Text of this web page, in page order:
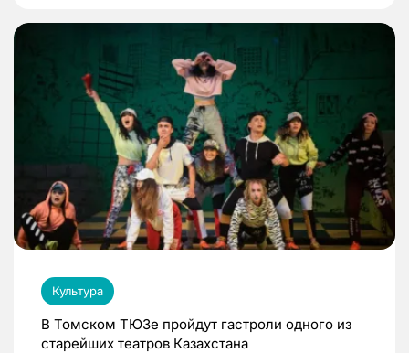
Культура
В Томском ТЮЗе пройдут гастроли одного из
старейших театров Казахстана